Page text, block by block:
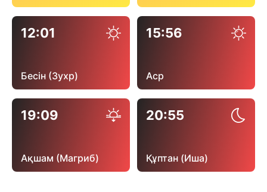
12:01
Бесін (Зухр)
15:56
Аср
19:09
Ақшам (Магриб)
20:55
Құптан (Иша)